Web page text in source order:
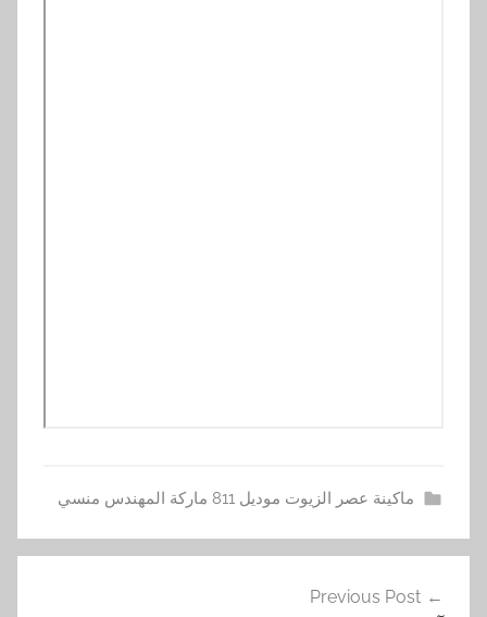
ماكينة عصر الزيوت موديل 811 ماركة المهندس منسي
آ
ة
Previous Post